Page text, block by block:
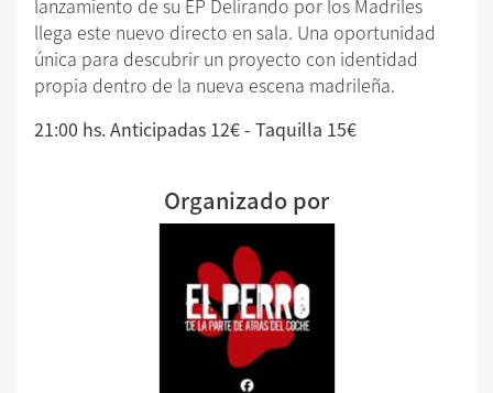
llega este nuevo directo en sala. Una oportunidad
única para descubrir un proyecto con identidad
propia dentro de la nueva escena madrileña.
21:00 hs. Anticipadas 12€ - Taquilla 15€
Organizado por